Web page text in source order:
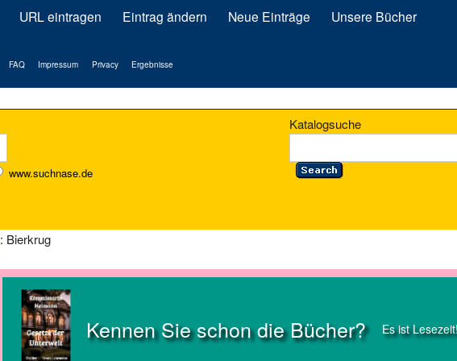
URL eintragen Eintrag ändern Neue Einträge Unsere Bücher
FAQ Impressum Privacy Ergebnisse
www.suchnase.de
Katalogsuche
: Bierkrug
Kennen Sie schon die Bücher? Es ist